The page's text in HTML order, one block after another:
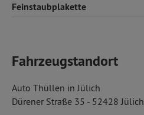
Feinstaubplakette
Fahrzeugstandort
Auto Thüllen in Jülich
Dürener Straße 35 - 52428 Jülich